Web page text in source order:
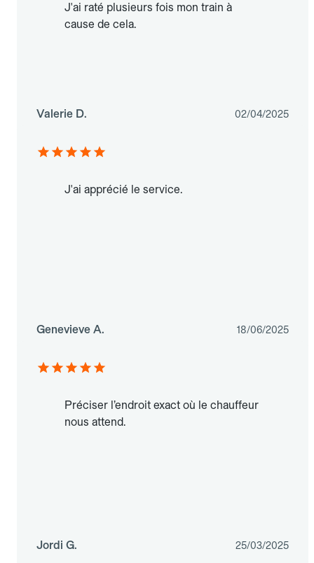
J'ai raté plusieurs fois mon train à
cause de cela.
Valerie D. 02/04/2025
J'ai apprécié le service.
Genevieve A. 18/06/2025
Préciser l’endroit exact où le chauffeur
nous attend.
Jordi G. 25/03/2025